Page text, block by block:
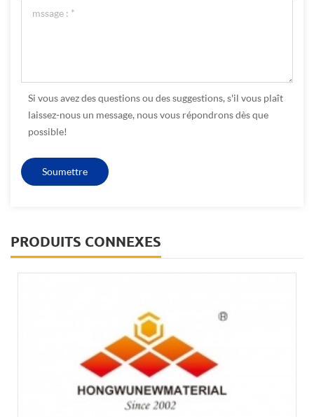
Si vous avez des questions ou des suggestions, s'il vous plaît
laissez-nous un message, nous vous répondrons dès que
possible!
PRODUITS CONNEXES